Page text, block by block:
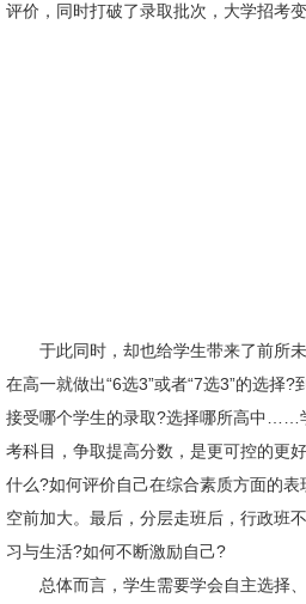
评价，同时打破了录取批次，大学招考变
于此同时，却也给学生带来了前所未
在高一就做出“6选3”或者“7选3”的选择
接受哪个学生的录取?选择哪所高中……
考科目，争取提高分数，是更可控的更
什么?如何评价自己在综合素质方面的
空前加大。最后，分层走班后，行政班
习与生活?如何不断激励自己?
总体而言，学生需要学会自主选择、